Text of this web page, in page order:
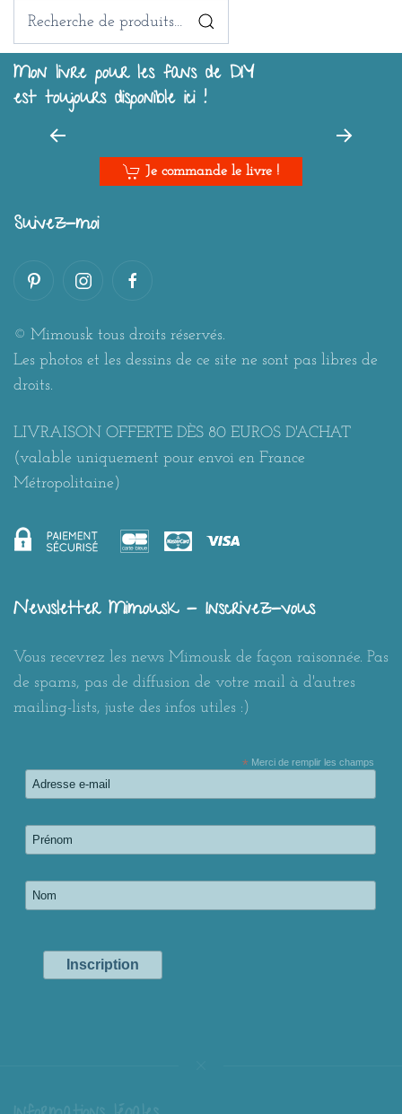
Recherche
Mon livre pour les fans de DIY
est toujours disponible ici !
Je commande le livre !
Suivez-moi
© Mimousk tous droits réservés.
Les photos et les dessins de ce site ne sont pas libres de
droits.
LIVRAISON OFFERTE DÈS 80 EUROS D'ACHAT
(valable uniquement pour envoi en France
Métropolitaine)
Newsletter Mimousk - Inscrivez-vous
Vous recevrez les news Mimousk de façon raisonnée. Pas
de spams, pas de diffusion de votre mail à d'autres
mailing-lists, juste des infos utiles :)
* Merci de remplir les champs